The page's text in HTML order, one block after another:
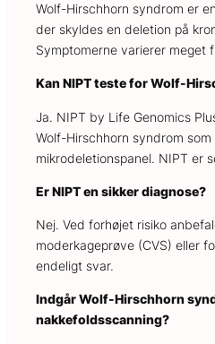
Wolf-Hirschhorn syndrom er
der skyldes en deletion på
Symptomerne varierer meget
Kan NIPT teste for Wolf-
Ja. NIPT by Life Genomics
Wolf-Hirschhorn syndrom
mikrodeletionspanel. NIPT er
Er NIPT en sikker diagnose?
Nej. Ved forhøjet risiko
moderkageprøve (CVS) eller
endeligt svar.
Indgår Wolf-Hirschhorn
nakkefoldsscanning?